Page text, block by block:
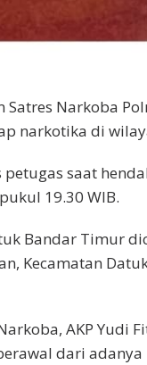
Narkoba
narkotika di
saat
19.30 WIB.
Bandar Timur
Kecamatan
AKP Yudi
dari